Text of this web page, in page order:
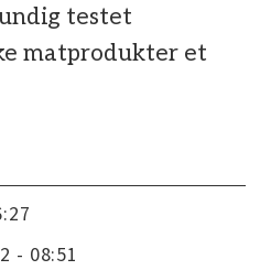
testet
matprodukter et
- 08:51